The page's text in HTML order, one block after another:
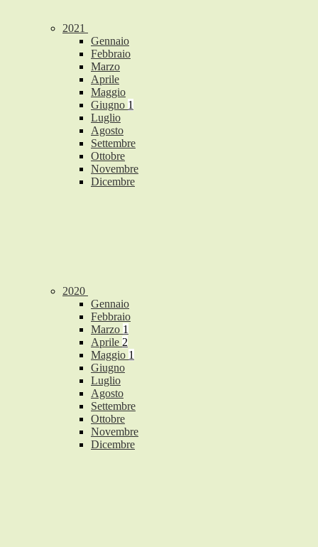
2021
Gennaio
Febbraio
Marzo
Aprile
Maggio
Giugno 1
Luglio
Agosto
Settembre
Ottobre
Novembre
Dicembre
2020
Gennaio
Febbraio
Marzo 1
Aprile 2
Maggio 1
Giugno
Luglio
Agosto
Settembre
Ottobre
Novembre
Dicembre